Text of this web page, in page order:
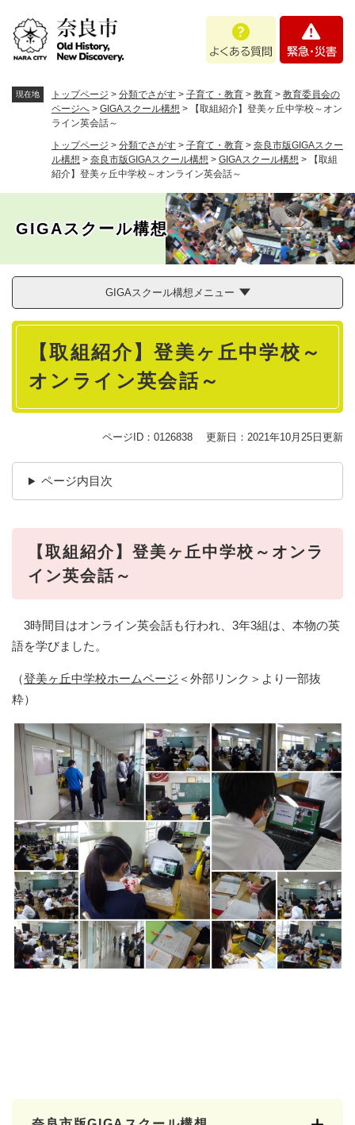
あ
問
・
現在地 トップページ > 分類でさがす > 子育て・教育 > 教育 > 教育委員会の
ページへ > GIGAスクール構想 >
【取組紹介】登美ヶ丘中学校～オン
ライン英会話～
トップページ > 分類でさがす > 子育て・教育 > 奈良市版GIGAスクー
ル構想 > 奈良市版GIGAスクール構想 > GIGAスクール構想 >
【取組
紹介】登美ヶ丘中学校～オンライン英会話～
GIGAスクール構想
GIGAスクール構想メニュー
本
【取組紹介】登美ヶ丘中学校～
オンライン英会話～
ページID：0126838 更新日：2021年10月25日更新
ページ内目次
【取組紹介】登美ヶ丘中学校～オンラ
イン英会話～
3時間目はオンライン英会話も行われ、3年3組は、本物の英
語を学びました。
（登美ヶ丘中学校ホームページ ＜外部リンク＞ より一部抜
粋）